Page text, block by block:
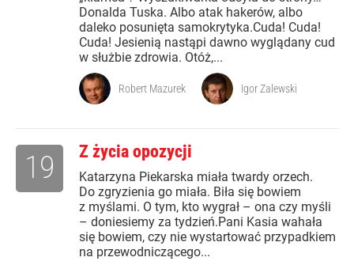
Donalda Tuska. Albo atak hakerów, albo
daleko posunięta samokrytyka.Cuda! Cuda!
Cuda! Jesienią nastąpi dawno wyglądany cud
w służbie zdrowia. Otóż,...
Robert Mazurek Igor Zalewski
Z życia opozycji
Katarzyna Piekarska miała twardy orzech.
Do zgryzienia go miała. Biła się bowiem
z myślami. O tym, kto wygrał – ona czy myśli
– doniesiemy za tydzień.Pani Kasia wahała
się bowiem, czy nie wystartować przypadkiem
na przewodniczącego...
19